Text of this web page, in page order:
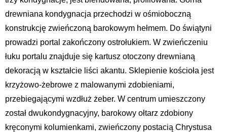
drewniana kondygnacja przechodzi w ośmioboczną
konstrukcję zwieńczoną barokowym hełmem. Do świątyni
prowadzi portal zakończony ostrołukiem. W zwieńczeniu
łuku portalu znajduje się kartusz otoczony drewnianą
dekoracją w kształcie liści akantu. Sklepienie kościoła jest
krzyżowo-żebrowe z malowanymi zdobieniami,
przebiegającymi wzdłuż żeber. W centrum umieszczony
został dwukondygnacyjny, barokowy ołtarz zdobiony
kręconymi kolumienkami, zwieńczony postacią Chrystusa